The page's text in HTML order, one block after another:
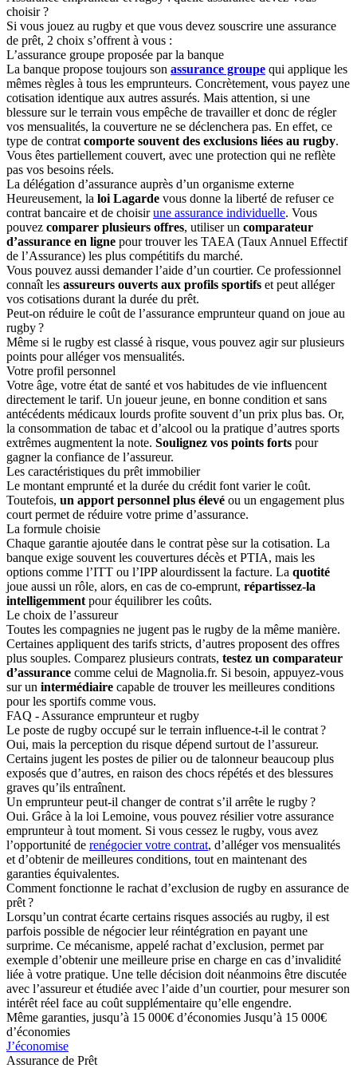
choisir ?
Si vous jouez au rugby et que vous devez souscrire une assurance
de prêt, 2 choix s’offrent à vous :
L’assurance groupe proposée par la banque
La banque propose toujours son assurance groupe qui applique les
mêmes règles à tous les emprunteurs. Concrètement, vous payez une
cotisation identique aux autres assurés. Mais attention, si une
blessure sur le terrain vous empêche de travailler et donc de régler
vos mensualités, la couverture ne se déclenchera pas. En effet, ce
type de contrat comporte souvent des exclusions liées au rugby.
Vous êtes partiellement couvert, avec une protection qui ne reflète
pas vos besoins réels.
La délégation d’assurance auprès d’un organisme externe
Heureusement, la loi Lagarde vous donne la liberté de refuser ce
contrat bancaire et de choisirune assurance individuelle. Vous
pouvez comparer plusieurs offres, utiliser un comparateur
d’assurance en ligne pour trouver les TAEA (Taux Annuel Effectif
de l’Assurance) les plus compétitifs du marché.
Vous pouvez aussi demander l’aide d’un courtier. Ce professionnel
connaît les assureurs ouverts aux profils sportifs et peut alléger
vos cotisations durant la durée du prêt.
Peut-on réduire le coût de l’assurance emprunteur quand on joue au
rugby ?
Même si le rugby est classé à risque, vous pouvez agir sur plusieurs
points pour alléger vos mensualités.
Votre profil personnel
Votre âge, votre état de santé et vos habitudes de vie influencent
directement le tarif. Un joueur jeune, en bonne condition et sans
antécédents médicaux lourds profite souvent d’un prix plus bas. Or,
la consommation de tabac et d’alcool ou la pratique d’autres sports
extrêmes augmentent la note. Soulignez vos points forts pour
gagner la confiance de l’assureur.
Les caractéristiques du prêt immobilier
Le montant emprunté et la durée du crédit font varier le coût.
Toutefois, un apport personnel plus élevé ou un engagement plus
court permet de réduire votre prime d’assurance.
La formule choisie
Chaque garantie ajoutée dans le contrat pèse sur la cotisation. La
banque exige souvent les couvertures décès et PTIA, mais les
options comme l’ITT ou l’IPP alourdissent la facture. La quotité
joue aussi un rôle, alors, en cas de co-emprunt, répartissez-la
intelligemment pour équilibrer les coûts.
Le choix de l’assureur
Toutes les compagnies ne jugent pas le rugby de la même manière.
Certaines appliquent des tarifs stricts, d’autres proposent des offres
plus souples. Comparez plusieurs contrats, testez un comparateur
d’assurance comme celui de Magnolia.fr. Si besoin, appuyez-vous
sur un intermédiaire capable de trouver les meilleures conditions
pour les sportifs comme vous.
FAQ - Assurance emprunteur et rugby
Le poste de rugby occupé sur le terrain influence-t-il le contrat ?
Oui, mais la perception du risque dépend surtout de l’assureur.
Certains jugent les postes de pilier ou de talonneur beaucoup plus
exposés que d’autres, en raison des chocs répétés et des blessures
graves qu’ils entraînent.
Un emprunteur peut-il changer de contrat s’il arrête le rugby ?
Oui. Grâce à la loi Lemoine, vous pouvez résilier votre assurance
emprunteur à tout moment. Si vous cessez le rugby, vous avez
l’opportunité de renégocier votre contrat, d’alléger vos mensualités
et d’obtenir de meilleures conditions, tout en maintenant des
garanties équivalentes.
Comment fonctionne le rachat d’exclusion de rugby en assurance de
prêt ?
Lorsqu’un contrat écarte certains risques associés au rugby, il est
parfois possible de négocier leur réintégration en payant une
surprime. Ce mécanisme, appelé rachat d’exclusion, permet par
exemple d’obtenir une meilleure prise en charge en cas d’invalidité
liée à votre pratique. Une telle décision doit néanmoins être discutée
avec l’assureur et étudiée avec l’aide d’un courtier, pour mesurer son
intérêt réel face au coût supplémentaire qu’elle engendre.
Même garanties, jusqu’à 15 000€ d’économies Jusqu’à 15 000€
d’économies
J’économise
Assurance de Prêt